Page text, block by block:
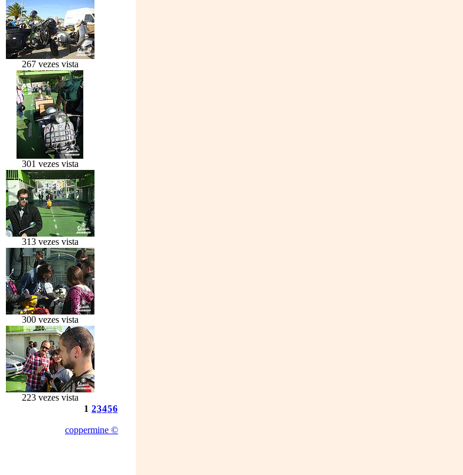
267 vezes vista
301 vezes vista
313 vezes vista
300 vezes vista
223 vezes vista
1 23456
coppermine ©